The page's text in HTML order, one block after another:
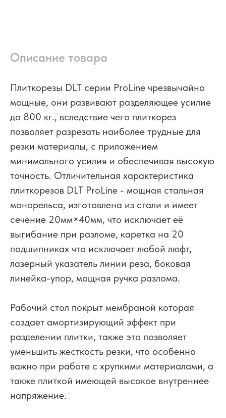
Описание товара
Плиткорезы DLT серии ProLine чрезвычайно
мощные, они развивают разделяющее усилие
до 800 кг., вследствие чего плиткорез
позволяет разрезать наиболее трудные для
резки материалы, с приложением
минимального усилия и обеспечивая высокую
точность. Отличительная характеристика
плиткорезов DLT ProLine - мощная стальная
монорельса, изготовлена из стали и имеет
сечение 20мм×40мм, что исключает её
выгибание при разломе, каретка на 20
подшипниках что исключает любой люфт,
лазерный указатель линии реза, боковая
линейка-упор, мощная ручка разлома.
Рабочий стол покрыт мембраной которая
создает амортизирующий эффект при
разделении плитки, также это позволяет
уменьшить жесткость резки, что особенно
важно при работе с хрупкими материалами, а
также плиткой имеющей высокое внутреннее
напряжение.